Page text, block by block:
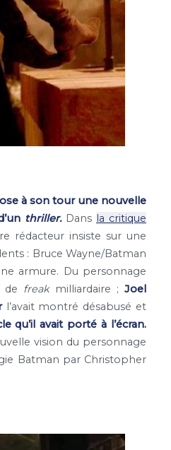
à son tour une nouvelle
thriller.Dans la critique
rédacteur insiste sur une
: Bruce Wayne/Batman
armure. Du personnage
de freak milliardaire ;Joel
l’avait montré désabusé et
qu’il avait porté à l’écran.
vision du personnage
Batman par Christopher